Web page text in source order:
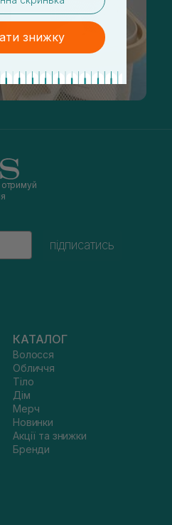
отримуй
підписатись
КАТАЛОГ
Волосся
Обличчя
Тіло
Дім
Мерч
Новинки
Акції та знижки
Бренди
знижку